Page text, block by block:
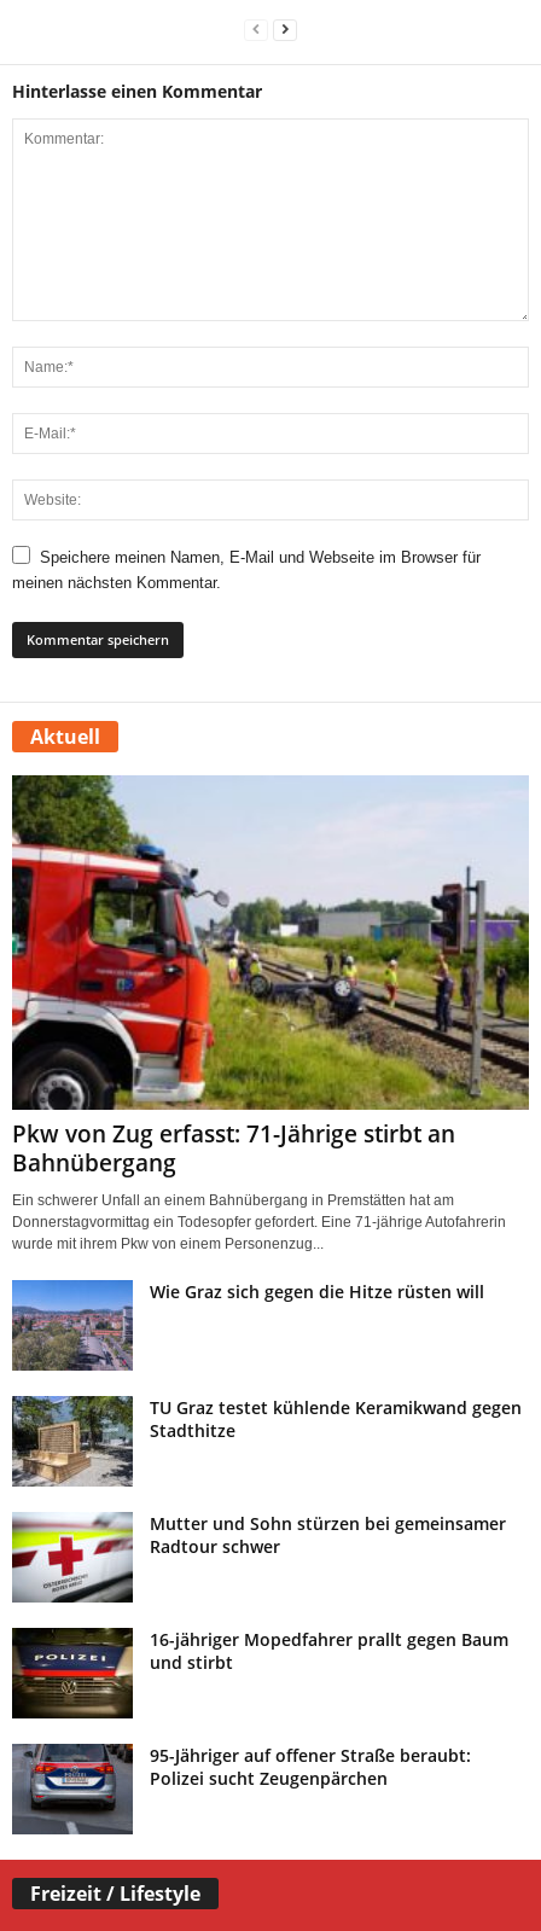
Hinterlasse einen Kommentar
Speichere meinen Namen, E-Mail und Webseite im Browser für
meinen nächsten Kommentar.
Aktuell
Pkw von Zug erfasst: 71-Jährige stirbt an
Bahnübergang
Ein schwerer Unfall an einem Bahnübergang in Premstätten hat am
Donnerstagvormittag ein Todesopfer gefordert. Eine 71-jährige Autofahrerin
wurde mit ihrem Pkw von einem Personenzug...
Wie Graz sich gegen die Hitze rüsten will
TU Graz testet kühlende Keramikwand gegen
Stadthitze
Mutter und Sohn stürzen bei gemeinsamer
Radtour schwer
16-jähriger Mopedfahrer prallt gegen Baum
und stirbt
95-Jähriger auf offener Straße beraubt:
Polizei sucht Zeugenpärchen
Freizeit / Lifestyle